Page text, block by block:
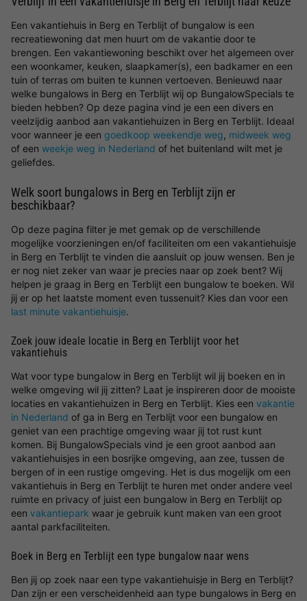
Een vakantiehuis in Berg en Terblijt of bungalow is een
recreatiewoning dat men huurt om de vakantie door te
brengen. Een vakantiewoning beschikt over het algemeen over
een woonkamer, keuken, slaapkamer(s), een badkamer en een
tuin of terras om buiten te kunnen vertoeven. Benieuwd naar
welke bungalows in Berg en Terblijt wij op BungalowSpecials te
bieden hebben? Op deze pagina vind je een een divers en
veelzijdig aanbod aan vakantiehuizen in Berg en Terblijt. Ideaal
voor wanneer je een goedkoop weekendje weg, midweek weg
of een weekje weg in Nederland of het buitenland wilt met je
geliefdes.
Welk soort bungalows in Berg en Terblijt zijn er
beschikbaar?
Op deze pagina filter je met gemak op de verschillende
mogelijke voorzieningen en/of faciliteiten om een vakantiehuisje
in Berg en Terblijt te vinden die aansluit op jouw wensen. Ben je
er nog niet zeker van waar je precies naar op zoek bent? Wij
helpen je graag in Berg en Terblijt een bungalow te boeken. Wil
jij er op het laatste moment even tussenuit? Kies dan voor een
last minute vakantiehuisje.
Zoek jouw ideale locatie in Berg en Terblijt voor het
vakantiehuis
Wat voor type bungalow in Berg en Terblijt wil jij boeken en in
welke omgeving wil jij zitten? Laat je inspireren door de mooiste
locaties en vakantiehuizen in Berg en Terblijt. Kies een vakantie
in Nederland of ga in Berg en Terblijt voor een bungalow en
geniet van een prachtige omgeving waar jij tot rust kunt
komen. Bij BungalowSpecials vind je een groot aanbod aan
vakantiehuisjes in een bosrijke omgeving, aan zee, tussen de
bergen of in een rustige omgeving. Het is dus mogelijk om een
vakantiehuis in Berg en Terblijt te huren met onder andere veel
ruimte en privacy of juist een bungalow in Berg en Terblijt op
een vakantiepark waar je gebruik kunt maken van een groot
aantal parkfaciliteiten.
Boek in Berg en Terblijt een type bungalow naar wens
Ben jij op zoek naar een type vakantiehuisje in Berg en Terblijt?
Dan zijn er een verscheidenheid aan type bungalows in Berg en